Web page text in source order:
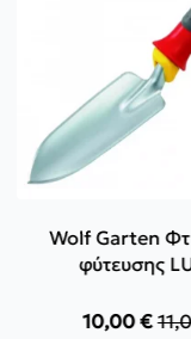
Wolf Garten
φύτευσης
10,00€Η